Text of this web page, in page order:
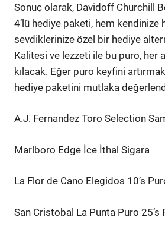
Sonuç olarak, Davidoff Churchill
4’lü hediye paketi, hem kendinize
sevdiklerinize özel bir hediye
Kalitesi ve lezzeti ile bu puro, her
kılacak. Eğer puro keyfini
hediye paketini mutlaka
A.J. Fernandez Toro Selection
Marlboro Edge İce İthal Sigara
La Flor de Cano Elegidos 10’s
San Cristobal La Punta Puro 25’s